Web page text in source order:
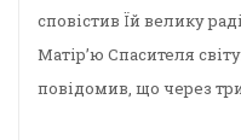
сповістив Їй велику
Матір’ю Спасителя
повідомив, що через